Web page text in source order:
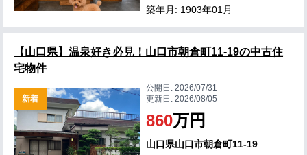
築年月: 1903年01月
【山口県】温泉好き必見！山口市朝倉町11-19の中古住
宅物件
新着
公開日:2026/07/31
更新日:2026/08/05
860万円
山口県山口市朝倉町11-19